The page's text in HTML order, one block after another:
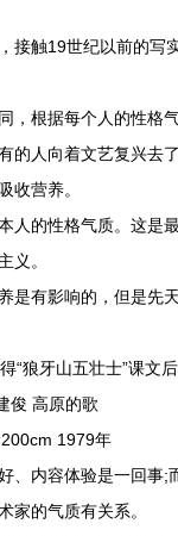
触19世纪以前的写
根据每个人的性格
的人向着文艺复兴去
营养。
的性格气质。这是
义。
有影响的，但是先
俊 高原的歌
1979年
内容体验是一回事;
家的气质有关系。